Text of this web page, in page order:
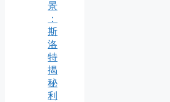
景
：
斯
洛
特
揭
秘
利